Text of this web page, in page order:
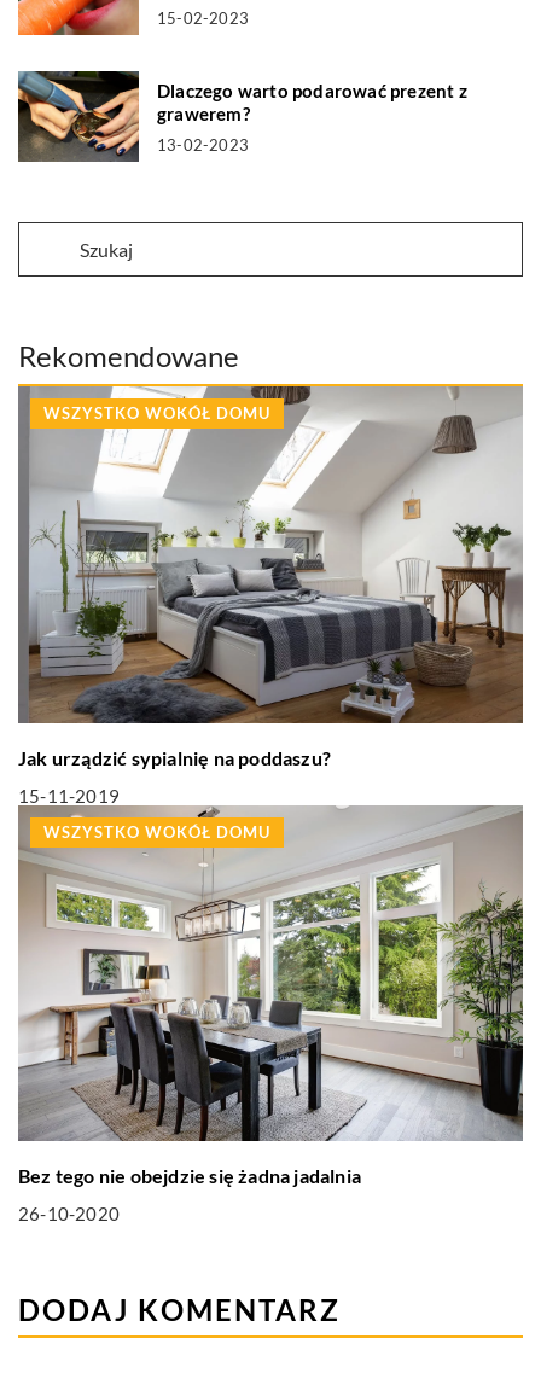
15-02-2023
Dlaczego warto podarować prezent z
grawerem?
13-02-2023
Rekomendowane
WSZYSTKO WOKÓŁ DOMU
Jak urządzić sypialnię na poddaszu?
15-11-2019
WSZYSTKO WOKÓŁ DOMU
Bez tego nie obejdzie się żadna jadalnia
26-10-2020
DODAJ KOMENTARZ